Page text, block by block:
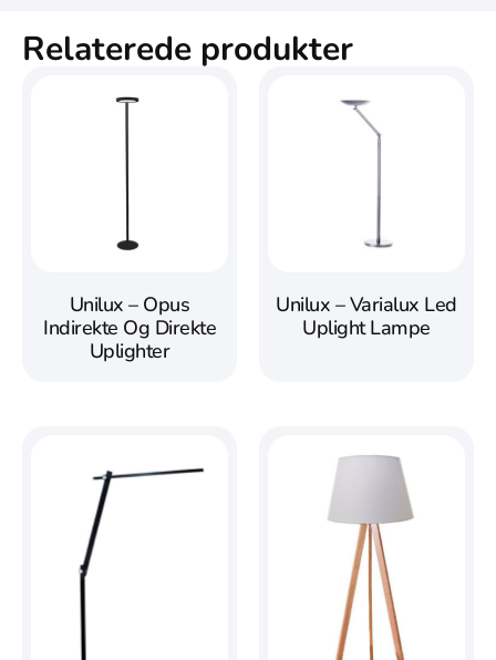
Relaterede produkter
Unilux – Opus
Indirekte Og Direkte
Uplighter
Unilux – Varialux Led
Uplight Lampe